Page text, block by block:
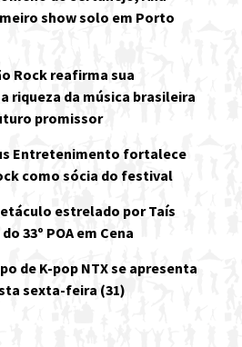
show solo em Porto
Rock reafirma sua
riqueza da música brasileira
promissor
Entretenimento fortalece
como sócia do festival
estrelado por Taís
33º POA em Cena
de K-pop NTX se apresenta
sexta-feira (31)